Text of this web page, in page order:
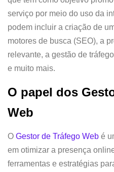
serviço por meio do uso da
podem incluir a criação de
motores de busca (SEO), a
relevante, a gestão de
e muito mais.
O papel dos
Web
O Gestor de Tráfego Web é
em otimizar a presença
ferramentas e estratégias